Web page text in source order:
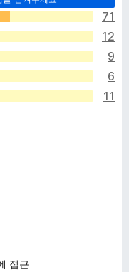
71
12
9
6
11
접근